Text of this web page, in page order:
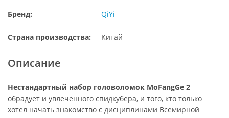
Бренд: QiYi
Страна производства: Китай
Описание
Нестандартный набор головоломок MoFangGe 2
обрадует и увлеченного спидкубера, и того, кто только
хотел начать знакомство с дисциплинами Всемирной